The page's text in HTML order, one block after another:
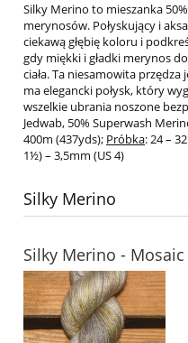
Silky Merino to mieszanka
merynosów. Połyskujący i
ciekawą głębię koloru i
gdy miękki i gładki merynos
ciała.Ta niesamowita przędza
ma elegancki połysk, który
wszelkie ubrania noszone
Jedwab, 50% Superwash
400m (437yds); Próbka: 24 –
1½) – 3,5mm (US 4)
Silky Merino
Silky Merino - Mosaic